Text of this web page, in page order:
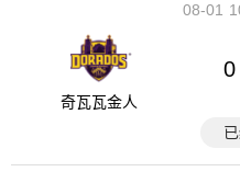
08-01
奇瓦瓦金人
0